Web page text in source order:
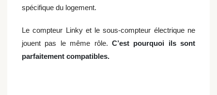
spécifique du logement.
Le compteur Linky et le sous-compteur électrique ne
jouent pas le même rôle. C’est pourquoi ils sont
parfaitement compatibles.